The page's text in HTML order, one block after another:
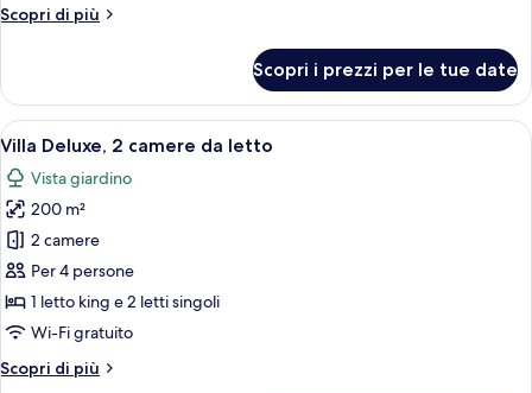
piscina
Scopri di più
Altri
luna
di
miele,
privata
Scopri i prezzi per le tue date
Apri
tutte
le
foto
per
Villa
Deluxe,
2
camere
da
Una camera da letto con un letto,
9
Villa Deluxe, 2 camere da letto
Vista giardino
200 m²
2 camere
Per 4 persone
1 letto king e 2 letti singoli
Wi-Fi gratuito
Scopri di più
Altri